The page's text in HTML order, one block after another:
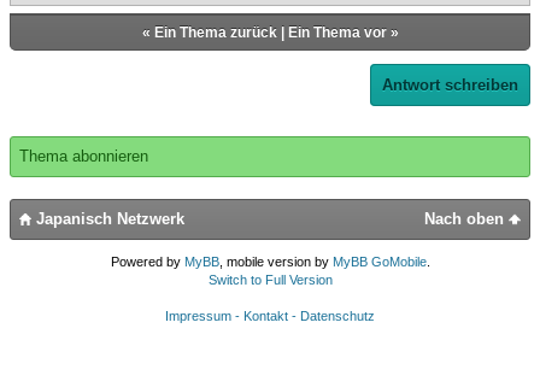
« Ein Thema zurück| Ein Thema vor»
Antwort schreiben
Thema abonnieren
Nach oben
Japanisch Netzwerk
Powered by MyBB, mobile version by MyBB GoMobile.
Switch to Full Version
Impressum - Kontakt - Datenschutz